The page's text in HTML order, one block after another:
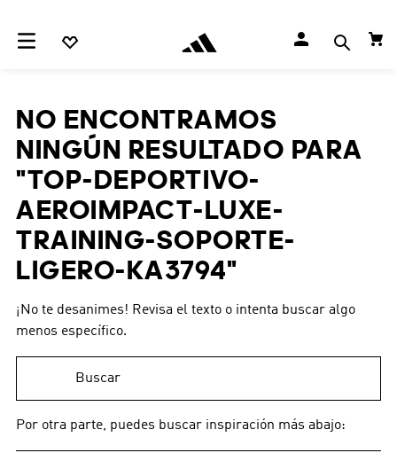
NO ENCONTRAMOS
NINGÚN RESULTADO PARA
"TOP-DEPORTIVO-
AEROIMPACT-LUXE-
TRAINING-SOPORTE-
LIGERO-KA3794"
¡No te desanimes! Revisa el texto o intenta buscar algo
menos específico.
Por otra parte, puedes buscar inspiración más abajo: